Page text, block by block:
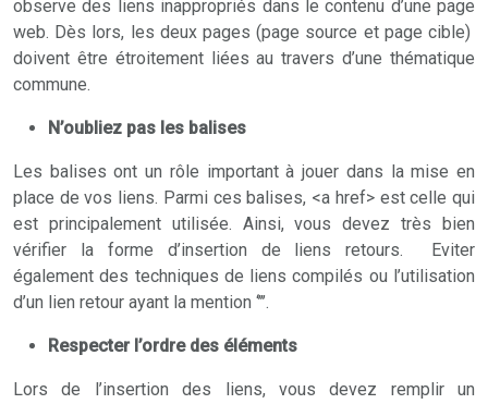
observe des liens inappropriés dans le contenu d’une page
web. Dès lors, les deux pages (page source et page cible)
doivent être étroitement liées au travers d’une thématique
commune.
N’oubliez pas les balises
Les balises ont un rôle important à jouer dans la mise en
place de vos liens. Parmi ces balises, <a href> est celle qui
est principalement utilisée. Ainsi, vous devez très bien
vérifier la forme d’insertion de liens retours. Eviter
également des techniques de liens compilés ou l’utilisation
d’un lien retour ayant la mention ‘’’’.
Respecter l’ordre des éléments
Lors de l’insertion des liens, vous devez remplir un